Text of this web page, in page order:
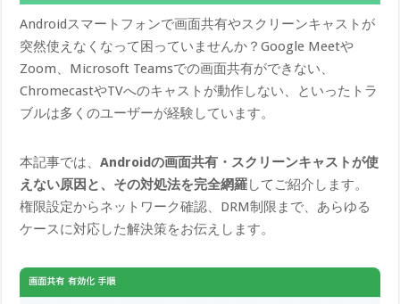
Androidスマートフォンで画面共有やスクリーンキャストが
突然使えなくなって困っていませんか？Google Meetや
Zoom、Microsoft Teamsでの画面共有ができない、
ChromecastやTVへのキャストが動作しない、といったトラ
ブルは多くのユーザーが経験しています。
本記事では、Androidの画面共有・スクリーンキャストが使
えない原因と、その対処法を完全網羅してご紹介します。
権限設定からネットワーク確認、DRM制限まで、あらゆる
ケースに対応した解決策をお伝えします。